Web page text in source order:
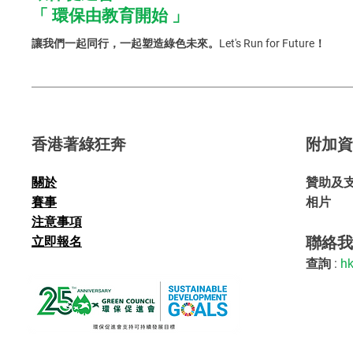
「 環保由教育開始 」
讓我們一起同行，一起塑造綠色未來。Let's Run for Future！
香港著綠狂奔
關於
賽事
注意事項
​立即報名
附加
贊助及
​相片
聯絡
查詢 :